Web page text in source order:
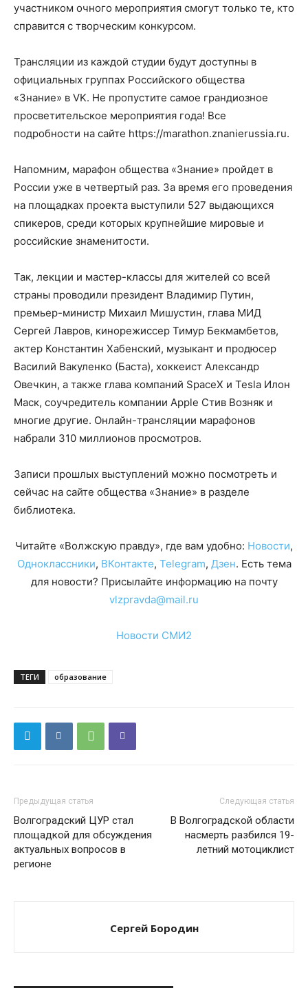
участником очного мероприятия смогут только те, кто
справится с творческим конкурсом.
Трансляции из каждой студии будут доступны в
официальных группах Российского общества
«Знание» в VK. Не пропустите самое грандиозное
просветительское мероприятия года! Все
подробности на сайте https://marathon.znanierussia.ru.
Напомним, марафон общества «Знание» пройдет в
России уже в четвертый раз. За время его проведения
на площадках проекта выступили 527 выдающихся
спикеров, среди которых крупнейшие мировые и
российские знаменитости.
Так, лекции и мастер-классы для жителей со всей
страны проводили президент Владимир Путин,
премьер-министр Михаил Мишустин, глава МИД
Сергей Лавров, кинорежиссер Тимур Бекмамбетов,
актер Константин Хабенский, музыкант и продюсер
Василий Вакуленко (Баста), хоккеист Александр
Овечкин, а также глава компаний SpaceX и Tesla Илон
Маск, соучредитель компании Apple Стив Возняк и
многие другие. Онлайн-трансляции марафонов
набрали 310 миллионов просмотров.
Записи прошлых выступлений можно посмотреть и
сейчас на сайте общества «Знание» в разделе
библиотека.
Читайте «Волжскую правду», где вам удобно: Новости,
Одноклассники, ВКонтакте, Telegram, Дзен. Есть тема
для новости? Присылайте информацию на почту
vlzpravda@mail.ru
Новости СМИ2
ТЕГИ образование
Предыдущая статья
Волгоградский ЦУР стал
площадкой для обсуждения
актуальных вопросов в
регионе
Следующая статья
В Волгоградской области
насмерть разбился 19-
летний мотоциклист
Сергей Бородин